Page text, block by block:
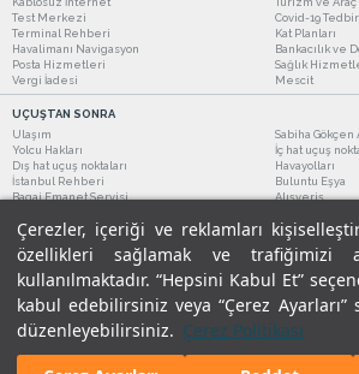
Çerezler, içeriği ve reklamları
özellikleri sağlamak ve trafiğimizi
kullanılmaktadır. “Hepsini Kabul Et”
kabul edebilirsiniz veya “Çerez Ayarları”
düzenleyebilirsiniz. Çerez Politikası
Test Merkezi
Covid-19
Terminal Rehberi
Kat Planları
Havalimanı Navigasyon
Bankacılık ve
Posta Hizmetleri
Sağlık
Vergi İadesi
Mescit
UÇUŞTAN SONRA
Ulaşım
Sabiha
Yolcu Hakları
İç hat uçuş
Dış hat uçuş noktaları
Havayolları
İstanbul Rehberi
Buluntu Eşya
Bagaj Emanet Servisi
Alışveriş